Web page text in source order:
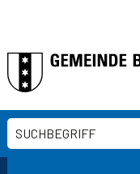
Suchbegriff